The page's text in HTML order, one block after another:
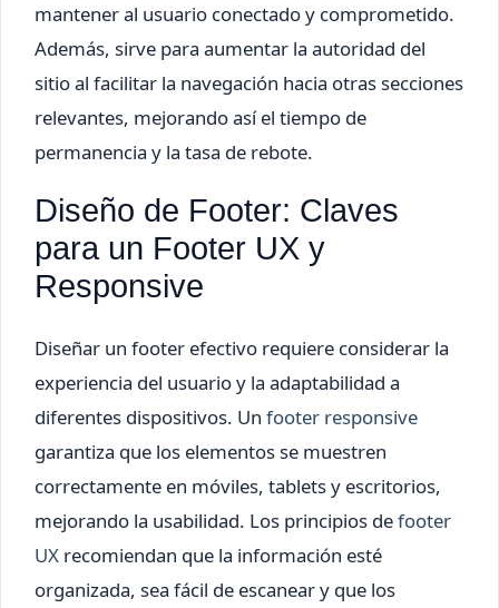
mantener al usuario conectado y comprometido.
Además, sirve para aumentar la autoridad del
sitio al facilitar la navegación hacia otras secciones
relevantes, mejorando así el tiempo de
permanencia y la tasa de rebote.
Diseño de Footer: Claves
para un Footer UX y
Responsive
Diseñar un footer efectivo requiere considerar la
experiencia del usuario y la adaptabilidad a
diferentes dispositivos. Un footer responsive
garantiza que los elementos se muestren
correctamente en móviles, tablets y escritorios,
mejorando la usabilidad. Los principios defooter
UX recomiendan que la información esté
organizada, sea fácil de escanear y que los